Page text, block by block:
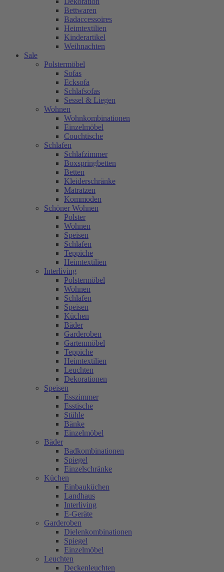
Bettwaren
Badaccessoires
Heimtextilien
Kinderartikel
Weihnachten
Sale
Polstermöbel
Sofas
Ecksofa
Schlafsofas
Sessel & Liegen
Wohnen
Wohnkombinationen
Einzelmöbel
Couchtische
Schlafen
Schlafzimmer
Boxspringbetten
Betten
Kleiderschränke
Matratzen
Kommoden
Schöner Wohnen
Polster
Wohnen
Speisen
Schlafen
Teppiche
Heimtextilien
Interliving
Polstermöbel
Wohnen
Schlafen
Speisen
Küchen
Bäder
Garderoben
Gartenmöbel
Teppiche
Heimtextilien
Leuchten
Dekorationen
Speisen
Esszimmer
Esstische
Stühle
Bänke
Einzelmöbel
Bäder
Badkombinationen
Spiegel
Einzelschränke
Küchen
Einbauküchen
Landhaus
Interliving
E-Geräte
Garderoben
Dielenkombinationen
Spiegel
Einzelmöbel
Leuchten
Deckenleuchten